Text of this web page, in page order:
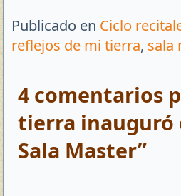
Publicado en Ciclo
reflejos de mi tierra, sala
4 comentarios
tierra inauguró
Sala Master”